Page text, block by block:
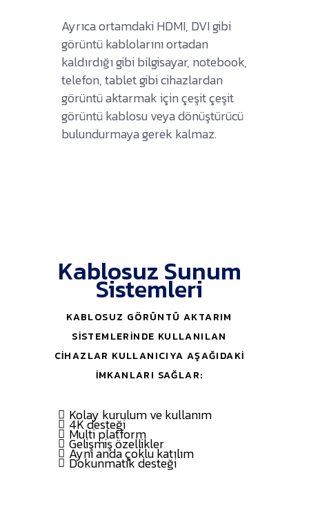
Ayrıca ortamdaki HDMI, DVI gibi
görüntü kablolarını ortadan
kaldırdığı gibi bilgisayar, notebook,
telefon, tablet gibi cihazlardan
görüntü aktarmak için çeşit çeşit
görüntü kablosu veya dönüştürücü
bulundurmaya gerek kalmaz.
Kablosuz Sunum
Sistemleri
KABLOSUZ GÖRÜNTÜ AKTARIM
SISTEMLERINDE KULLANILAN
CIHAZLAR KULLANICIYA AŞAĞIDAKI
IMKANLARI SAĞLAR:
Kolay kurulum ve kullanım
4K desteği
Multi platform
Gelişmiş özellikler
Aynı anda çoklu katılım
Dokunmatik desteği